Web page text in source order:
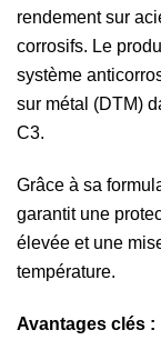
rendement sur
corrosifs. Le
système
sur métal (DTM)
C3.
Grâce à sa
garantit une
élevée et une
température.
Avantages clés :